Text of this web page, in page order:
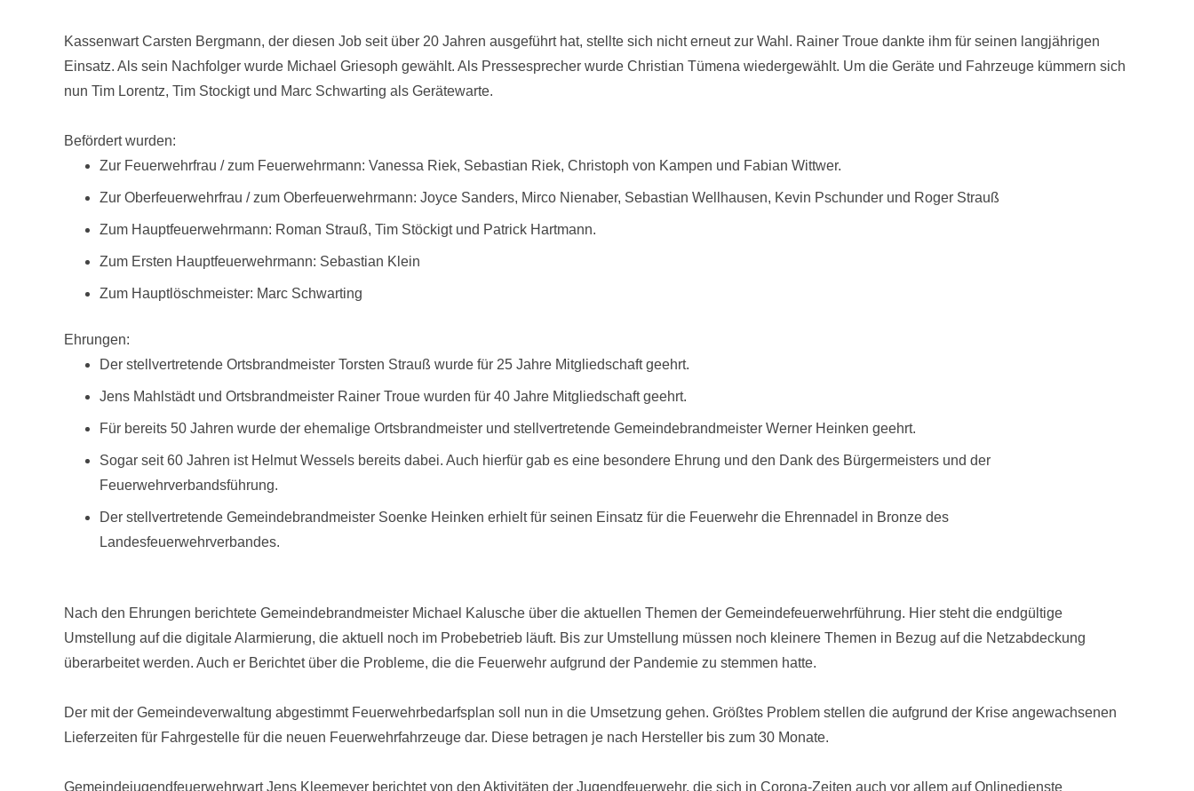
Kassenwart Carsten Bergmann, der diesen Job seit über 20 Jahren ausgeführt hat, stellte sich nicht erneut zur Wahl. Rainer Troue dankte ihm für seinen langjährigen
Einsatz. Als sein Nachfolger wurde Michael Griesoph gewählt. Als Pressesprecher wurde Christian Tümena wiedergewählt. Um die Geräte und Fahrzeuge kümmern sich
nun Tim Lorentz, Tim Stockigt und Marc Schwarting als Gerätewarte.
Befördert wurden:
Zur Feuerwehrfrau / zum Feuerwehrmann: Vanessa Riek, Sebastian Riek, Christoph von Kampen und Fabian Wittwer.
Zur Oberfeuerwehrfrau / zum Oberfeuerwehrmann: Joyce Sanders, Mirco Nienaber, Sebastian Wellhausen, Kevin Pschunder und Roger Strauß
Zum Hauptfeuerwehrmann: Roman Strauß, Tim Stöckigt und Patrick Hartmann.
Zum Ersten Hauptfeuerwehrmann: Sebastian Klein
Zum Hauptlöschmeister: Marc Schwarting
Ehrungen:
Der stellvertretende Ortsbrandmeister Torsten Strauß wurde für 25 Jahre Mitgliedschaft geehrt.
Jens Mahlstädt und Ortsbrandmeister Rainer Troue wurden für 40 Jahre Mitgliedschaft geehrt.
Für bereits 50 Jahren wurde der ehemalige Ortsbrandmeister und stellvertretende Gemeindebrandmeister Werner Heinken geehrt.
Sogar seit 60 Jahren ist Helmut Wessels bereits dabei. Auch hierfür gab es eine besondere Ehrung und den Dank des Bürgermeisters und der
Feuerwehrverbandsführung.
Der stellvertretende Gemeindebrandmeister Soenke Heinken erhielt für seinen Einsatz für die Feuerwehr die Ehrennadel in Bronze des
Landesfeuerwehrverbandes.
Nach den Ehrungen berichtete Gemeindebrandmeister Michael Kalusche über die aktuellen Themen der Gemeindefeuerwehrführung. Hier steht die endgültige
Umstellung auf die digitale Alarmierung, die aktuell noch im Probebetrieb läuft. Bis zur Umstellung müssen noch kleinere Themen in Bezug auf die Netzabdeckung
überarbeitet werden. Auch er Berichtet über die Probleme, die die Feuerwehr aufgrund der Pandemie zu stemmen hatte.
Der mit der Gemeindeverwaltung abgestimmt Feuerwehrbedarfsplan soll nun in die Umsetzung gehen. Größtes Problem stellen die aufgrund der Krise angewachsenen
Lieferzeiten für Fahrgestelle für die neuen Feuerwehrfahrzeuge dar. Diese betragen je nach Hersteller bis zum 30 Monate.
Gemeindejugendfeuerwehrwart Jens Kleemeyer berichtet von den Aktivitäten der Jugendfeuerwehr, die sich in Corona-Zeiten auch vor allem auf Onlinedienste